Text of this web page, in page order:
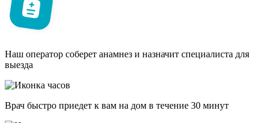
Наш оператор соберет анамнез и назначит специалиста для
выезда
Врач быстро приедет к вам на дом в течение 30 минут